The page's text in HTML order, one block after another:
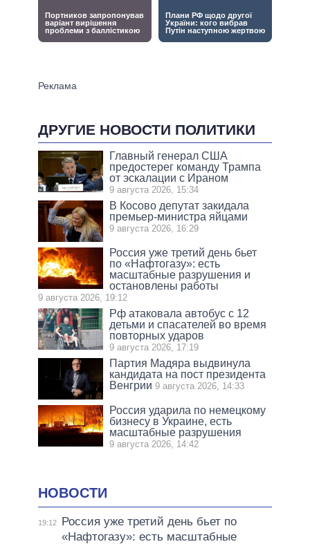
ДРУГИЕ НОВОСТИ ПОЛИТИКИ
Главный генерал США
предостерег команду Трампа
от эскалации с Ираном
9 августа 2026, 15:34
В Косово депутат закидала
премьер-министра яйцами
9 августа 2026, 16:29
Россия уже третий день бьет
по «Нафтогазу»: есть
масштабные разрушения и
остановлены работы
9 августа 2026, 19:12
Рф атаковала автобус с 12
детьми и спасателей во время
повторных ударов
9 августа 2026, 17:19
Партия Мадяра выдвинула
кандидата на пост президента
Венгрии 9 августа 2026, 14:33
Россия ударила по немецкому
бизнесу в Украине, есть
масштабные разрушения
9 августа 2026, 14:42
НОВОСТИ
19:12
Россия уже третий день бьет по
«Нафтогазу»: есть масштабные